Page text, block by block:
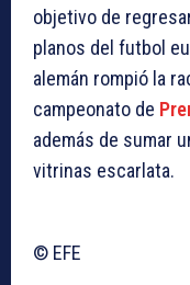
objetivo de
planos del futbol
alemán rompió la
campeonato de
además de sumar
vitrinas escarlata.
© EFE